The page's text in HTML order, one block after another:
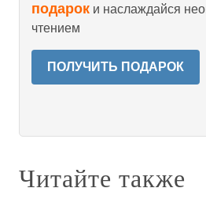
подарок и наслаждайся
чтением
ПОЛУЧИТЬ ПОДАРОК
Читайте также